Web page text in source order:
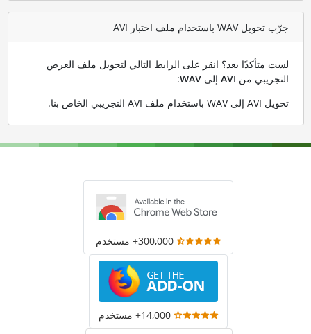
جرّب تحويل WAV باستخدام ملف اختبار AVI
لست متأكدًا بعد؟ انقر على الرابط التالي لتحويل ملف العرض
التجريبي من AVIإلى WAV
:
تحويل AVI إلى WAV باستخدام ملف AVI التجريبي الخاص بنا
.
300,000+ مستخدم
14,000+ مستخدم